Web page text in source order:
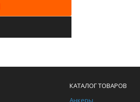
КАТАЛОГ ТОВАРОВ
Анкеры